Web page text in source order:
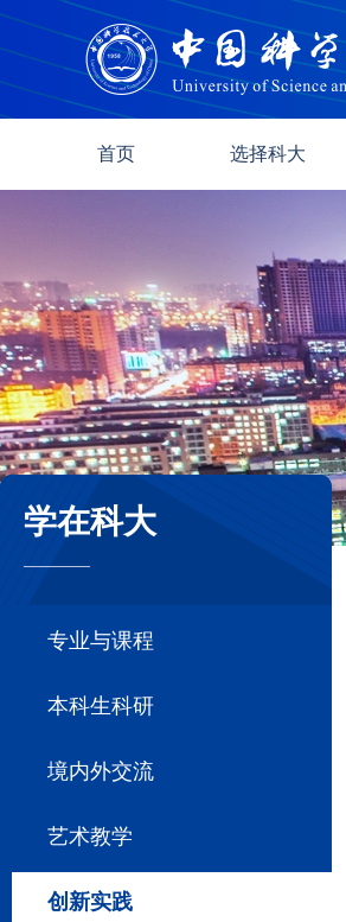
首页 选择科大
学在科大
————
专业与课程
本科生科研
境内外交流
艺术教学
创新实践